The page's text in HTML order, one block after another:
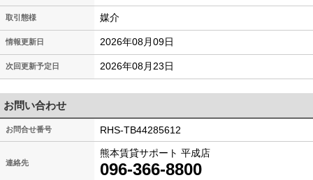
取引態様 媒介
情報更新日 2026年08月09日
次回更新予定日 2026年08月23日
お問い合わせ
お問合せ番号 RHS-TB44285612
連絡先
熊本賃貸サポート 平成店
096-366-8800